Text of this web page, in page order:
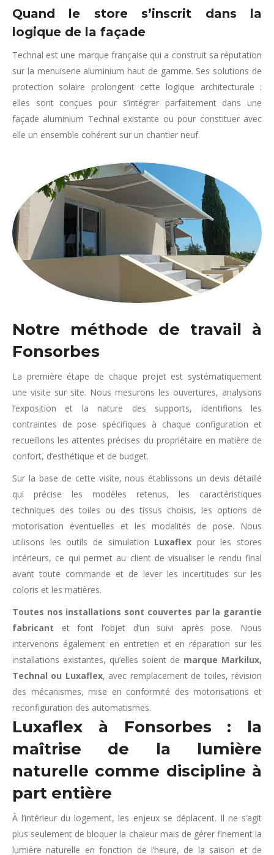
Quand le store s’inscrit dans la
logique de la façade
Technal est une marque française qui a construit sa réputation
sur la menuiserie aluminium haut de gamme. Ses solutions de
protection solaire prolongent cette logique architecturale :
elles sont conçues pour s’intégrer parfaitement dans une
façade aluminium Technal existante ou pour constituer avec
elle un ensemble cohérent sur un chantier neuf.
Notre méthode de travail à
Fonsorbes
La première étape de chaque projet est systématiquement
une visite sur site. Nous mesurons les ouvertures, analysons
l’exposition et la nature des supports, identifions les
contraintes de pose spécifiques à chaque configuration et
recueillons les attentes précises du propriétaire en matière de
confort, d’esthétique et de budget.
Sur la base de cette visite, nous établissons un devis détaillé
qui précise les modèles retenus, les caractéristiques
techniques des toiles ou des tissus choisis, les options de
motorisation éventuelles et les modalités de pose. Nous
utilisons les outils de simulation Luxaflex pour les stores
intérieurs, ce qui permet au client de visualiser le rendu final
avant toute commande et de lever les incertitudes sur les
coloris et les matières.
Toutes nos installations sont couvertes par la garantie
fabricant et font l’objet d’un suivi après pose. Nous
intervenons également en entretien et en réparation sur les
installations existantes, qu’elles soient de marque Markilux,
Technal ou Luxaflex, avec remplacement de toiles, révision
des mécanismes, mise en conformité des motorisations et
reconfiguration des automatismes.
Luxaflex à Fonsorbes : la
maîtrise de la lumière
naturelle comme discipline à
part entière
À l’intérieur du logement, les enjeux se déplacent. Il ne s’agit
plus seulement de bloquer la chaleur mais de gérer finement la
lumière naturelle en fonction de l’heure, de la saison et de